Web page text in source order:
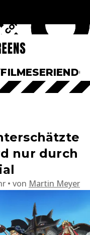
FILMESERIEN
nur durch
von Martin Meyer